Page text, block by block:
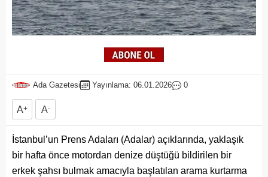
Ada Gazetesi Yayınlama: 06.01.2026 0
A+ A-
İstanbul’un Prens Adaları (Adalar) açıklarında, yaklaşık
bir hafta önce motordan denize düştüğü bildirilen bir
erkek şahsı bulmak amacıyla başlatılan arama kurtarma